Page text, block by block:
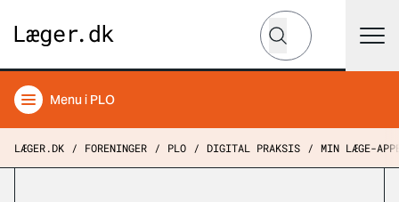
Hvad leder du efter?
Søg
Menu i PLO
LÆGER.DK FORENINGER PLO DIGITAL PRAKSIS MIN LÆGE-